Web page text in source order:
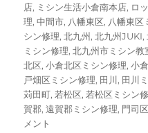
店, ミシン生活小倉南本店, ロ
理,中間市, 八幡東区, 八幡東区
シン修理,北九州,北九州JUKI,
ミシン修理,北九州市ミシン教
北区,小倉北区ミシン修理,小
戸畑区ミシン修理, 田川, 田川
苅田町, 若松区, 若松区ミシン
賀郡,遠賀郡ミシン修理, 門司区
メント